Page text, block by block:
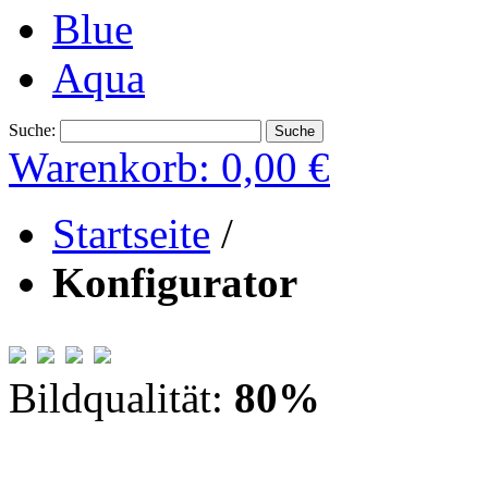
Blue
Aqua
Suche: Suche
Warenkorb: 0,00 €
Startseite /
Konfigurator
Bildqualität: 80%